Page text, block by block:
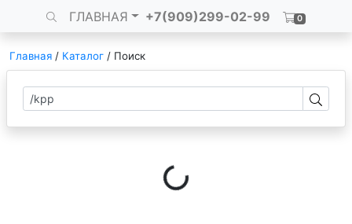
ГЛАВНАЯ +7(909)299-02-99 0
Главная / Каталог / Поиск
Loading...